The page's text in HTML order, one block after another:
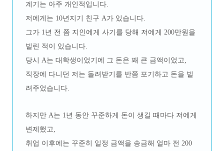
계기는 아주 개인적입니다.
저에게는 10년지기 친구 A가 있습니다.
그가 1년 전 쯤 지인에게 사기를 당해 저에게 200만원을
빌린 적이 있습니다.
당시 A는 대학생이었기에 그 돈은 꽤 큰 금액이었고,
직장에 다니던 저는 돌려받기를 반쯤 포기하고 돈을 빌
려주었습니다.
하지만 A는 1년 동안 꾸준하게 돈이 생길 때마다 저에게
변제했고,
취업 이후에는 꾸준히 일정 금액을 송금해 얼마 전 200